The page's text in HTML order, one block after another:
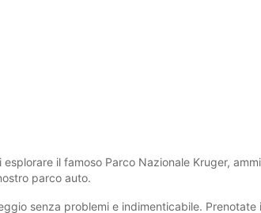
il famoso Parco Nazionale Kruger,
parco auto.
senza problemi e indimenticabile. Prenotate